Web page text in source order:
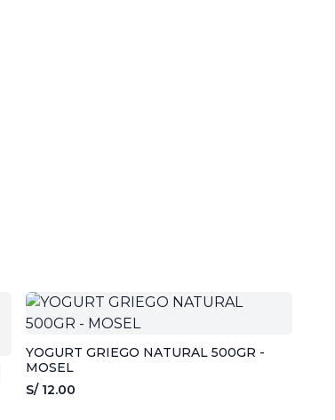
YOGURT GRIEGO NATURAL 500GR -
MOSEL
S/ 12.00